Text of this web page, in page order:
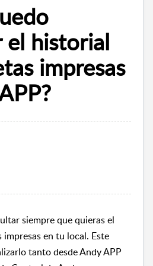
el historial
impresas
siempre que quieras el
en tu local. Este
tanto desde Andy APP